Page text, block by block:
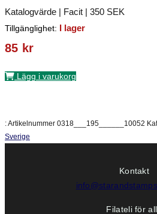
Katalogvärde | Facit | 350 SEK
Tillgänglighet: I lager
85 kr
Lägg i varukorg
:Artikelnummer 0318___195______10052
Sverige
Kontakt
Filateli för